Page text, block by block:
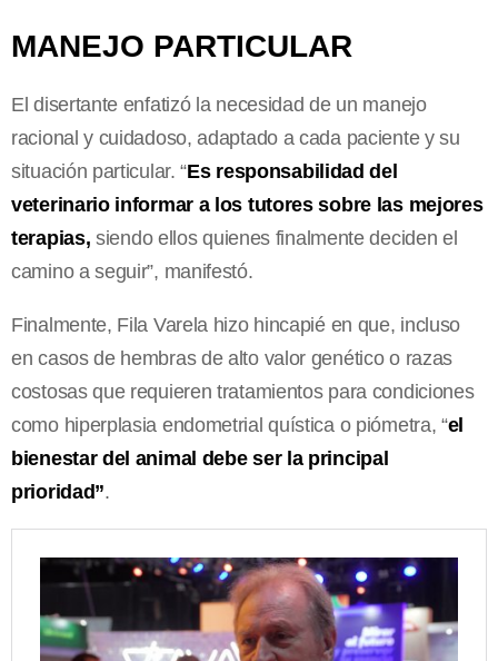
MANEJO PARTICULAR
El disertante enfatizó la necesidad de un manejo
racional y cuidadoso, adaptado a cada paciente y su
situación particular. “Es responsabilidad del
veterinario informar a los tutores sobre las mejores
terapias, siendo ellos quienes finalmente deciden el
camino a seguir”, manifestó.
Finalmente, Fila Varela hizo hincapié en que, incluso
en casos de hembras de alto valor genético o razas
costosas que requieren tratamientos para condiciones
como hiperplasia endometrial quística o piómetra, “el
bienestar del animal debe ser la principal
prioridad”.